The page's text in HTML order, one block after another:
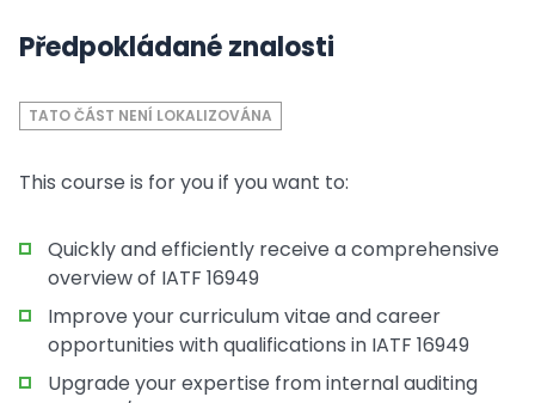
Předpokládané znalosti
TATO ČÁST NENÍ LOKALIZOVÁNA
This course is for you if you want to:
Quickly and efficiently receive a comprehensive
overview of IATF 16949
Improve your curriculum vitae and career
opportunities with qualifications in IATF 16949
Upgrade your expertise from internal auditing